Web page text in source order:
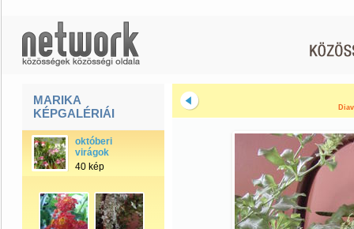
MARIKA
KÉPGALÉRIÁI
októberi
virágok
40 kép